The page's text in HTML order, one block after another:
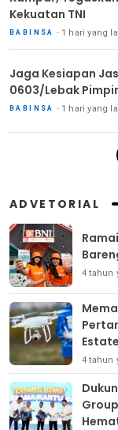
Kekuatan TNI
BABINSA 1 hari yang
Jaga Kesiapan
0603/Lebak
BABINSA 1 hari yang
ADVETORIAL
4 tahun
4 tahun